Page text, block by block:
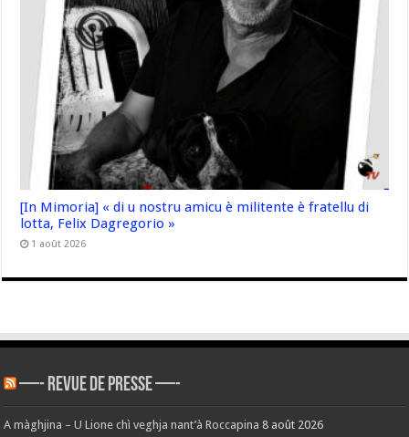
[In Mimoria] « di u nostru amicu è militente è fratellu di
lotta, Felix Dagregorio »
1 août 2026
—- REVUE DE PRESSE —-
A màghjina – U Lione chì veghja nant’à Roccapina 8 août 2026